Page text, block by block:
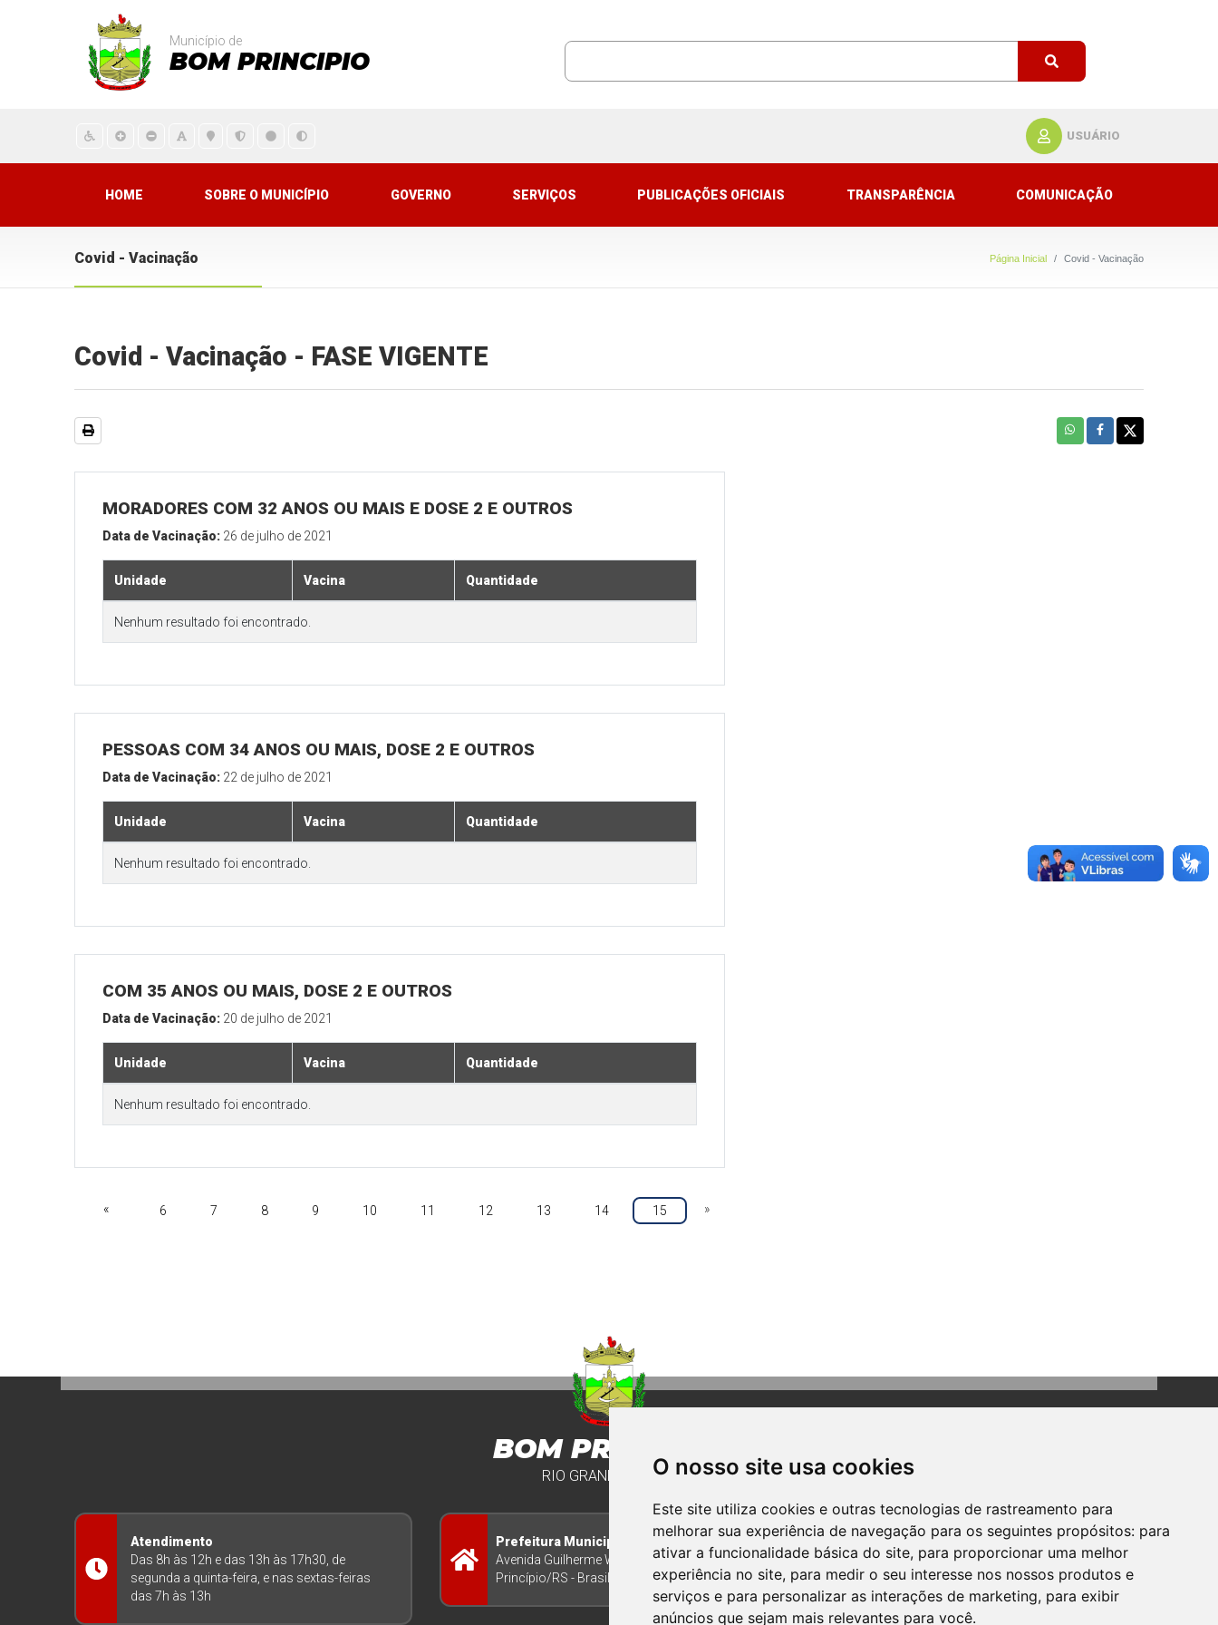
O nosso site usa cookies
Este site utiliza cookies e outras tecnologias de rastreamento para
melhorar sua experiência de navegação para os seguintes propósitos: para
ativar a funcionalidade básica do site, para proporcionar uma melhor
experiência no site, para medir o seu interesse nos nossos produtos e
serviços e para personalizar as interações de marketing, para exibir
anúncios que sejam mais relevantes para você.
Município de
BOM PRINCIPIO
USUÁRIO
HOME SOBRE O MUNICÍPIO GOVERNO SERVIÇOS PUBLICAÇÕES OFICIAIS TRANSPARÊNCIA COMUNICAÇÃO
Covid - Vacinação Página Inicial Covid - Vacinação
Covid - Vacinação - FASE VIGENTE
MORADORES COM 32 ANOS OU MAIS E DOSE 2 E OUTROS
Data de Vacinação: 26 de julho de 2021
Unidade Vacina Quantidade
Nenhum resultado foi encontrado.
PESSOAS COM 34 ANOS OU MAIS, DOSE 2 E OUTROS
Data de Vacinação: 22 de julho de 2021
Unidade Vacina Quantidade
Nenhum resultado foi encontrado.
COM 35 ANOS OU MAIS, DOSE 2 E OUTROS
Data de Vacinação: 20 de julho de 2021
Unidade Vacina Quantidade
Nenhum resultado foi encontrado.
« 6 7 8 9 10 11 12 13 14 15 »
BOM PRINCIPIO
RIO GRANDE DO SUL
Atendimento
Das 8h às 12h e das 13h às 17h30, de
segunda a quinta-feira, e nas sextas-feiras
das 7h às 13h
Prefeitura Municipal
Avenida Guilherme Winter 65 - Centro Bom
Princípio/RS - Brasil CEP 95765-000
Contato
Telefone: (51) 3634-8100
Email:gabinete@bomprincipio.rs.gov.br